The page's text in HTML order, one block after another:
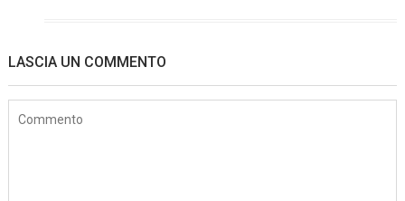
LASCIA UN COMMENTO